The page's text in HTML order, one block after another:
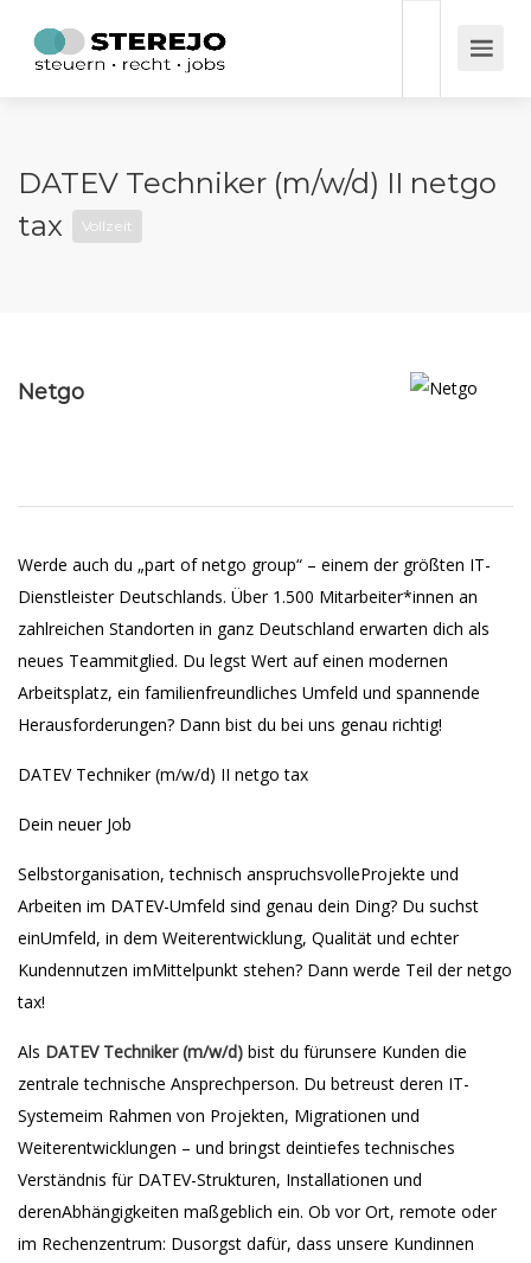
DATEV Techniker (m/w/d) II netgo
tax
Vollzeit
Netgo
Werde auch du „part of netgo group“ – einem der größten IT-
Dienstleister Deutschlands. Über 1.500 Mitarbeiter*innen an
zahlreichen Standorten in ganz Deutschland erwarten dich als
neues Teammitglied. Du legst Wert auf einen modernen
Arbeitsplatz, ein familienfreundliches Umfeld und spannende
Herausforderungen? Dann bist du bei uns genau richtig!
DATEV Techniker (m/w/d) II netgo tax
Dein neuer Job
Selbstorganisation, technisch anspruchsvolleProjekte und
Arbeiten im DATEV-Umfeld sind genau dein Ding? Du suchst
einUmfeld, in dem Weiterentwicklung, Qualität und echter
Kundennutzen imMittelpunkt stehen? Dann werde Teil der netgo
tax!
Als DATEV Techniker (m/w/d) bist du fürunsere Kunden die
zentrale technische Ansprechperson. Du betreust deren IT-
Systemeim Rahmen von Projekten, Migrationen und
Weiterentwicklungen – und bringst deintiefes technisches
Verständnis für DATEV-Strukturen, Installationen und
derenAbhängigkeiten maßgeblich ein. Ob vor Ort, remote oder
im Rechenzentrum: Dusorgst dafür, dass unsere Kundinnen